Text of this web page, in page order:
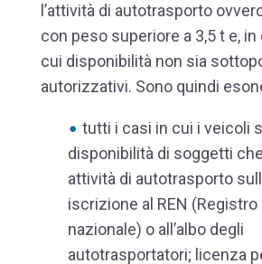
l’attività di autotrasporto
con peso superiore a 3,5 t e, in
cui disponibilità non sia
autorizzativi. Sono quindi
tutti i casi in cui i veicoli
disponibilità di soggetti
attività di autotrasporto
iscrizione al REN
nazionale) o all’albo degli
autotrasportatori; licenza